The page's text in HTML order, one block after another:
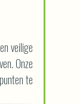
veilige
Onze
te